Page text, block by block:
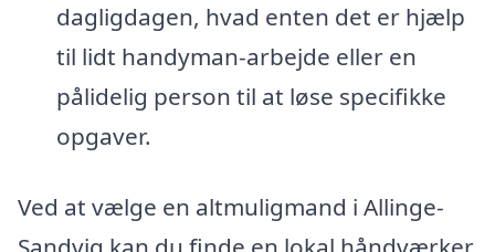
dagligdagen, hvad enten det er hjælp
til lidt handyman-arbejde eller en
pålidelig person til at løse specifikke
opgaver.
Ved at vælge en altmuligmand i Allinge-